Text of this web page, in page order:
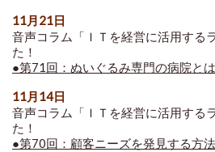
11月21日
音声コラム「ＩＴを経営に活用する
た！
●第71回：ぬいぐるみ専門の病院と
11月14日
音声コラム「ＩＴを経営に活用する
た！
●第70回：顧客ニーズを発見する方